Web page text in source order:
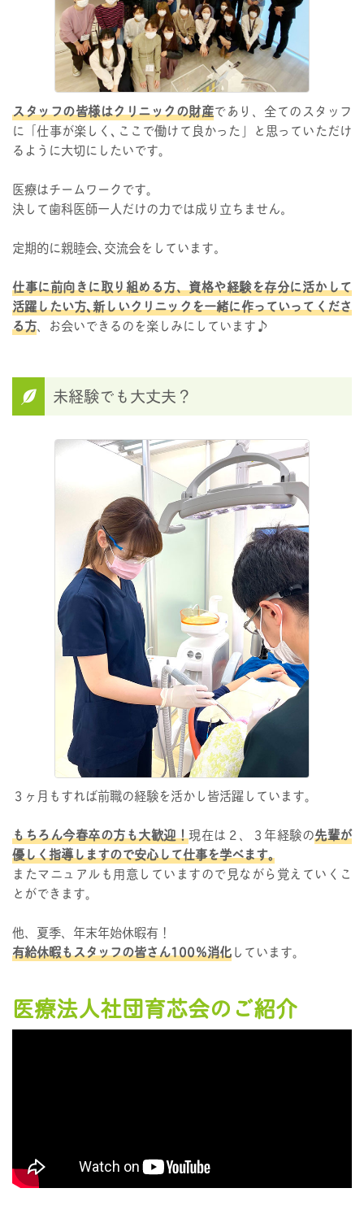
スタッフの皆様はクリニックの財産であり、全てのスタッフ
に「仕事が楽しく､ここで働けて良かった」と思っていただけ
るように大切にしたいです｡
医療はチームワークです｡
決して歯科医師一人だけの力では成り立ちません。
定期的に親睦会､交流会をしています。
仕事に前向きに取り組める方、資格や経験を存分に活かして
活躍したい方､新しいクリニックを一緒に作っていってくださ
る方、お会いできるのを楽しみにしています♪
未経験でも大丈夫？
３ヶ月もすれば前職の経験を活かし皆活躍しています｡
もちろん今春卒の方も大歓迎！現在は２、３年経験の先輩が
優しく指導しますので安心して仕事を学べます｡
またマニュアルも用意していますので見ながら覚えていくこ
とができます｡
他、夏季、年末年始休暇有！
有給休暇もスタッフの皆さん100％消化しています｡
医療法人社団育芯会のご紹介